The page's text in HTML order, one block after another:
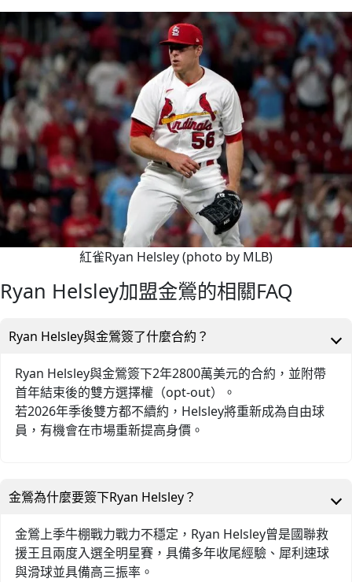
紅雀Ryan Helsley (photo by MLB)
Ryan Helsley加盟金鶯的相關FAQ
Ryan Helsley與金鶯簽了什麼合約？
Ryan Helsley與金鶯簽下2年2800萬美元的合約，並附帶
首年結束後的雙方選擇權（opt-out）。
若2026年季後雙方都不續約，Helsley將重新成為自由球
員，有機會在市場重新提高身價。
金鶯為什麼要簽下Ryan Helsley？
金鶯上季牛棚戰力戰力不穩定，Ryan Helsley曾是國聯救
援王且兩度入選全明星賽，具備多年收尾經驗、犀利速球
與滑球並具備高三振率。